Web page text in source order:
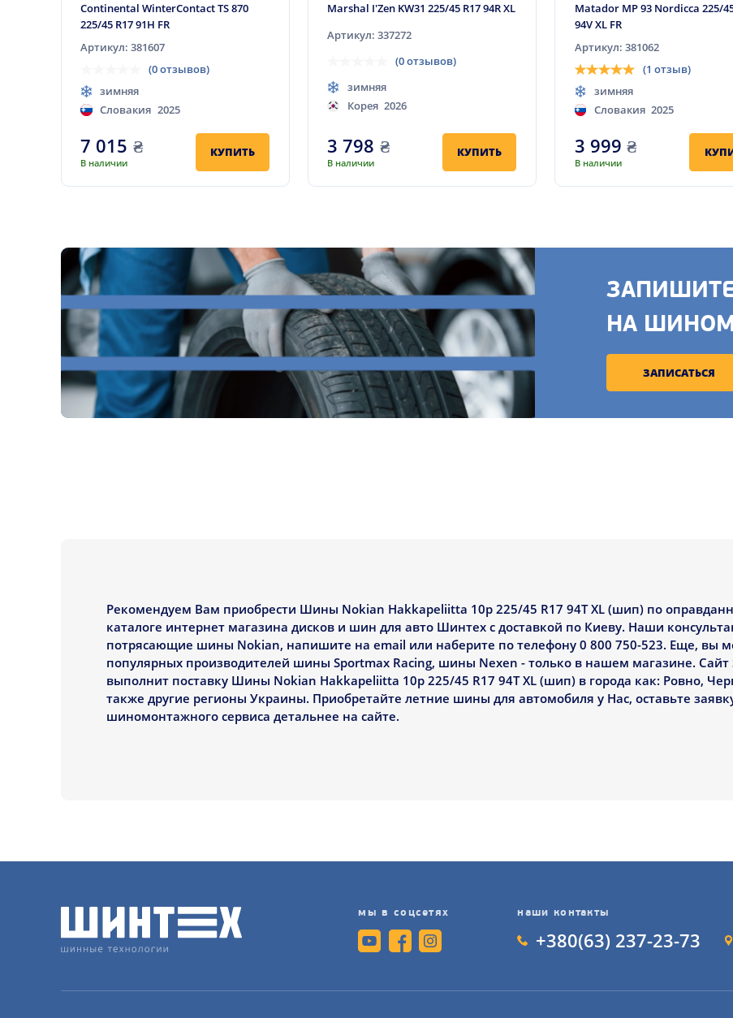
Continental WinterContact TS 870
225/45 R17 91H FR
Артикул: 381607
(0 отзывов)
зимняя
Словакия 2025
7 015 ₴
В наличии
КУПИТЬ
Marshal I'Zen KW31 225/45 R17 94R XL
Артикул: 337272
(0 отзывов)
зимняя
Корея 2026
3 798 ₴
В наличии
КУПИТЬ
Matador MP 93 Nordicca 225/
94V XL FR
Артикул: 381062
(1 отзыв)
зимняя
Словакия 2025
3 999 ₴
В наличии
НА
ЗАПИСАТЬСЯ
Рекомендуем Вам приобрести Шины Nokian Hakkapeliitta 10p 225/45 R17 94T XL (шип) по
каталоге интернет магазина дисков и шин для авто Шинтех с доставкой по Киеву. Наши
потрясающие шины Nokian, напишите на email или наберите по телефону 0 800 750-523. Еще, вы
популярных производителей шины Sportmax Racing, шины Nexen - только в нашем магазине. Сайт
выполнит поставку Шины Nokian Hakkapeliitta 10p 225/45 R17 94T XL (шип) в города как: Ровно,
также другие регионы Украины. Приобретайте летние шины для автомобиля у Нас, оставьте
шиномонтажного сервиса детальнее на сайте.
мы в соцсетях наши контакты
+380(63) 237-23-73